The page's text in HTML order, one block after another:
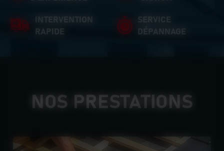
INTERVENTION
RAPIDE
SERVICE
DÉPANNAGE
NOS PRESTATIONS